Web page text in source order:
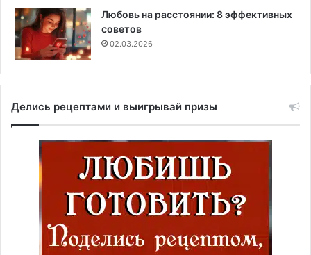
Любовь на расстоянии: 8 эффективных
советов
02.03.2026
Делись рецептами и выигрывай призы